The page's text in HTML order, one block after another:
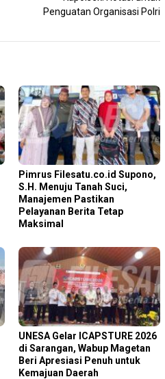
Penguatan Organisasi Polri
Pimrus Filesatu.co.id Supono,
S.H. Menuju Tanah Suci,
Manajemen Pastikan
Pelayanan Berita Tetap
Maksimal
‎UNESA Gelar ICAPSTURE 2026
di Sarangan, Wabup Magetan
Beri Apresiasi Penuh untuk
Kemajuan Daerah